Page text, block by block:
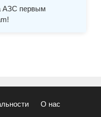
АЗС первым
О нас